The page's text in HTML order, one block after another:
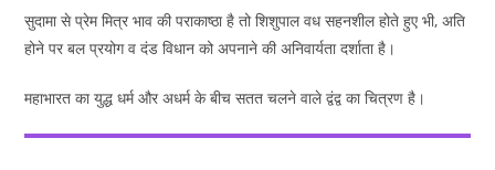
सुदामा से प्रेम मित्र भाव की पराकाष्ठा है तो शिशुपाल वध सहनशील होते हुए भी, अति
होने पर बल प्रयोग व दंड विधान को अपनाने की अनिवार्यता दर्शाता है।
महाभारत का युद्ध धर्म और अधर्म के बीच सतत चलने वाले द्वंद्व का चित्रण है।